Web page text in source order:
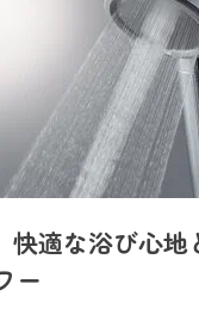
快適な浴び心地
ー